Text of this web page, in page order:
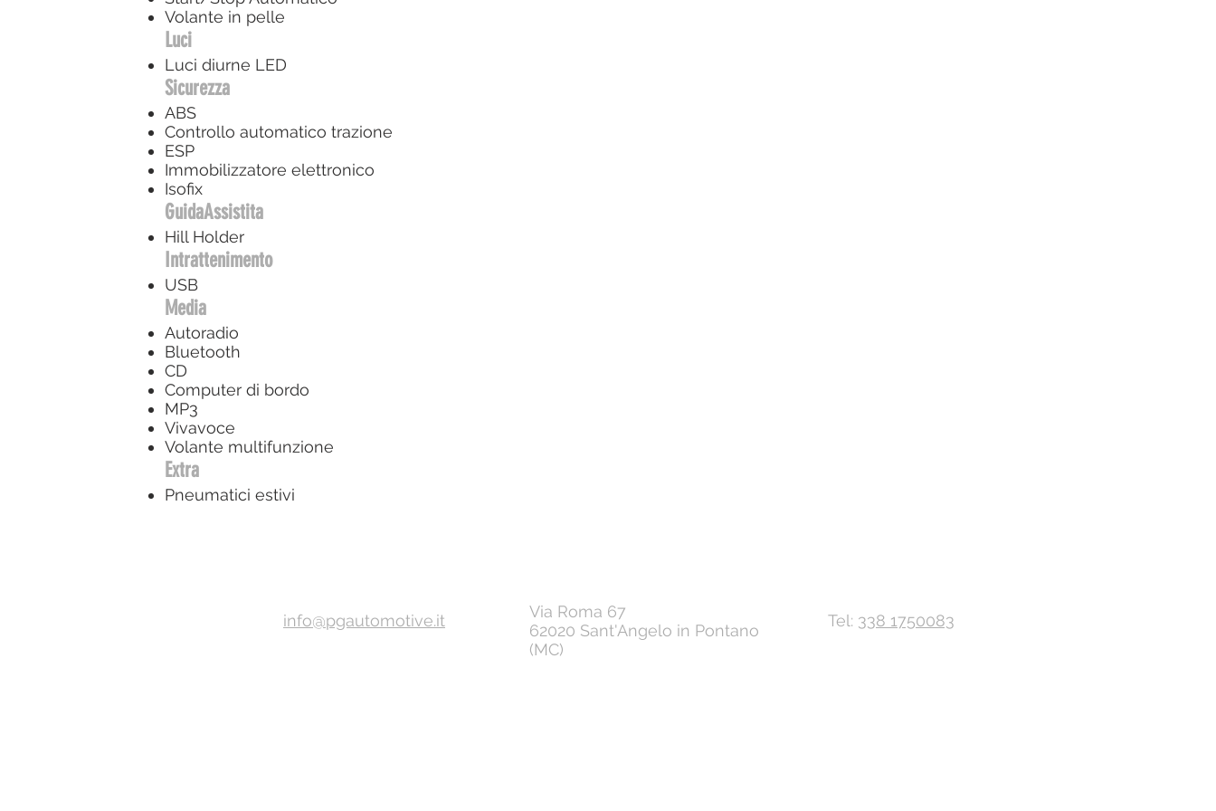
Volante in pelle
Luci
Luci diurne LED
Sicurezza
ABS
Controllo automatico trazione
ESP
Immobilizzatore elettronico
Isofix
GuidaAssistita
Hill Holder
Intrattenimento
USB
Media
Autoradio
Bluetooth
CD
Computer di bordo
MP3
Vivavoce
Volante multifunzione
Extra
Pneumatici estivi
info@pgautomotive.it
Via Roma 67
62020 Sant'Angelo in Pontano
(MC)
Tel: 338 1750083